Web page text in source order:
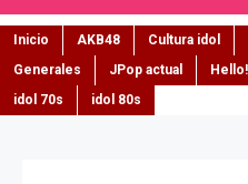
Inicio AKB48 Cultura idol
Generales
JPop actual
idol 70s
idol 80s